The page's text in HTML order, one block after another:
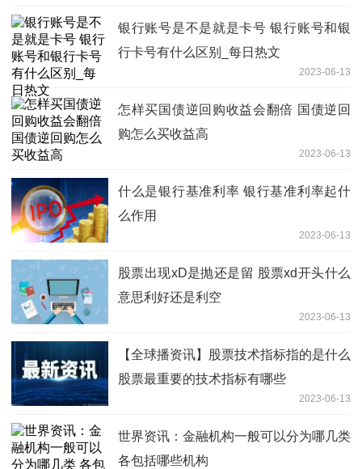
银行账号是不是就是卡号 银行账号和银
行卡号有什么区别_每日热文
2023-06-13
怎样买国债逆回购收益会翻倍 国债逆回
购怎么买收益高
2023-06-13
什么是银行基准利率 银行基准利率起什
么作用
2023-06-13
股票出现xD是抛还是留 股票xd开头什么
意思利好还是利空
2023-06-13
【全球播资讯】股票技术指标指的是什么
股票最重要的技术指标有哪些
2023-06-13
世界资讯：金融机构一般可以分为哪几类
各包括哪些机构